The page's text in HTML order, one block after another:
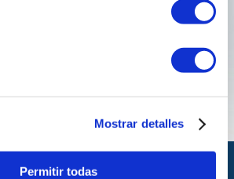
Mostrar detalles
Permitir todas